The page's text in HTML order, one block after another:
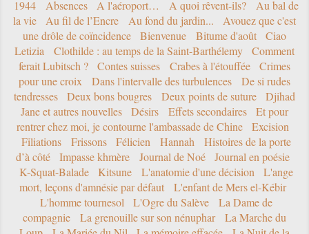
1944 Absences A l'aéroport… A quoi rêvent-ils?
Au bal de
la vie
Au fil de l’Encre Au fond du jardin...
Avouez que c'est
une drôle de coïncidence
Bienvenue Bitume d'août
Ciao
Letizia
Clothilde : au temps de la Saint-Barthélemy
Comment
ferait Lubitsch ?
Contes suisses Crabes à l'étouffée
Crimes
pour une croix
Dans l'intervalle des turbulences
De si rudes
tendresses
Deux bons bougres Deux points de suture
Djihad
Jane et autres nouvelles
Désirs Effets secondaires
Et pour
rentrer chez moi, je contourne l'ambassade de Chine
Excision
Filiations
Frissons Félicien Hannah
Histoires de la porte
d’à côté
Impasse khmère Journal de Noé
Journal en poésie
K-Squat-Balade
Kitsune L'anatomie d'une décision
L'ange
mort, leçons d'amnésie par défaut
L'enfant de Mers el-Kébir
L'homme tournesol
L'Ogre du Salève
La Dame de
compagnie
La grenouille sur son nénuphar
La Marche du